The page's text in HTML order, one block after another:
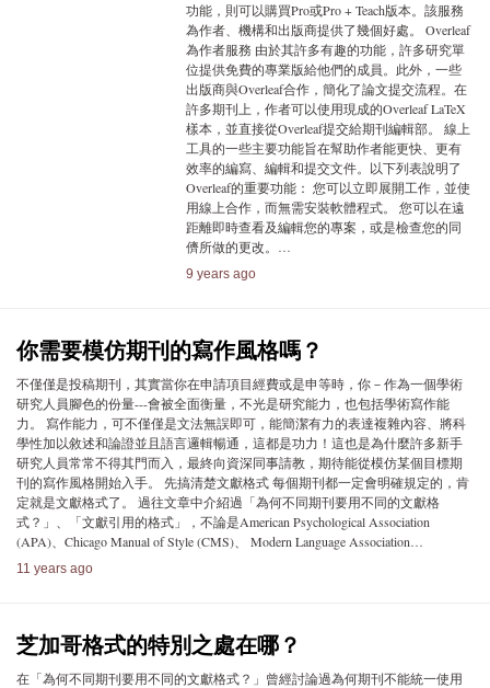
功能，則可以購買Pro或Pro + Teach版本。該服務
為作者、機構和出版商提供了幾個好處。 Overleaf
為作者服務 由於其許多有趣的功能，許多研究單
位提供免費的專業版給他們的成員。此外，一些
出版商與Overleaf合作，簡化了論文提交流程。在
許多期刊上，作者可以使用現成的Overleaf LaTeX
樣本，並直接從Overleaf提交給期刊編輯部。 線上
工具的一些主要功能旨在幫助作者能更快、更有
效率的編寫、編輯和提交文件。以下列表說明了
Overleaf的重要功能： 您可以立即展開工作，並使
用線上合作，而無需安裝軟體程式。 您可以在遠
距離即時查看及編輯您的專案，或是檢查您的同
儕所做的更改。…
9 years ago
你需要模仿期刊的寫作風格嗎？
不僅僅是投稿期刊，其實當你在申請項目經費或是申等時，你－作為一個學術
研究人員腳色的份量---會被全面衡量，不光是研究能力，也包括學術寫作能
力。 寫作能力，可不僅僅是文法無誤即可，能簡潔有力的表達複雜內容、將科
學性加以敘述和論證並且語言邏輯暢通，這都是功力！這也是為什麼許多新手
研究人員常常不得其門而入，最終向資深同事請教，期待能從模仿某個目標期
刊的寫作風格開始入手。 先搞清楚文獻格式 每個期刊都一定會明確規定的，肯
定就是文獻格式了。 過往文章中介紹過「為何不同期刊要用不同的文獻格
式？」、「文獻引用的格式」，不論是American Psychological Association
(APA)、Chicago Manual of Style (CMS)、 Modern Language Association…
11 years ago
芝加哥格式的特別之處在哪？
在「為何不同期刊要用不同的文獻格式？」曾經討論過為何期刊不能統一使用